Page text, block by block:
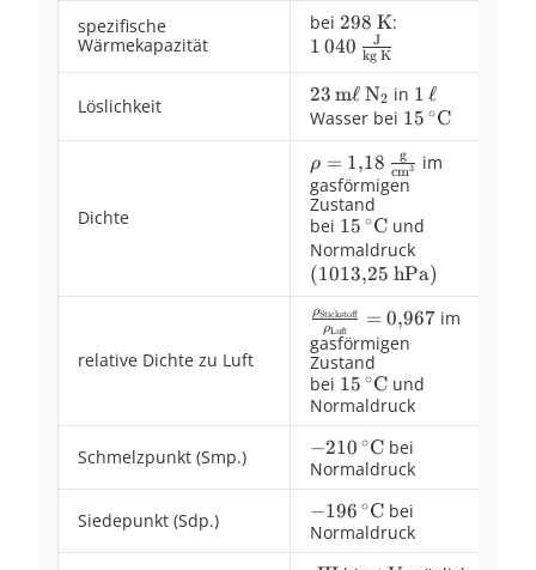
2
p^{3}
spezifische
Wärmekapazität
bei \pu{298
K}
298 K:
1 040 kg K
J
Löslichkeit 23\,\text{m}\ell
23 mℓ \ce{N2}
NX
2 in 1\,\ell
1 ℓ
Wasser bei 15 ∘C
Dichte
\rho =
1{,}18\,\frac{\text{g}}
{\text{cm}^3}
ρ = 1,18 cm3
g
im
gasförmigen
Zustand
bei 15\,^\circ\text{C}
15 ∘Cund
Normaldruck
\pu{1013,25
hPa}
\right)
(1013,25 hPa)
relative Dichte zu Luft
{\rho_\text{Luft}} =
0{,}967
ρLuft
ρStickstoff = 0,967 im
gasförmigen
Zustand
bei 15\,^\circ\text{C}
15 ∘Cund
Normaldruck
Schmelzpunkt (Smp.) {-}210\,^\circ\text{C}
−210 ∘Cbei
Normaldruck
Siedepunkt (Sdp.) {-}196\,^\circ\text{C}
−196 ∘Cbei
Normaldruck